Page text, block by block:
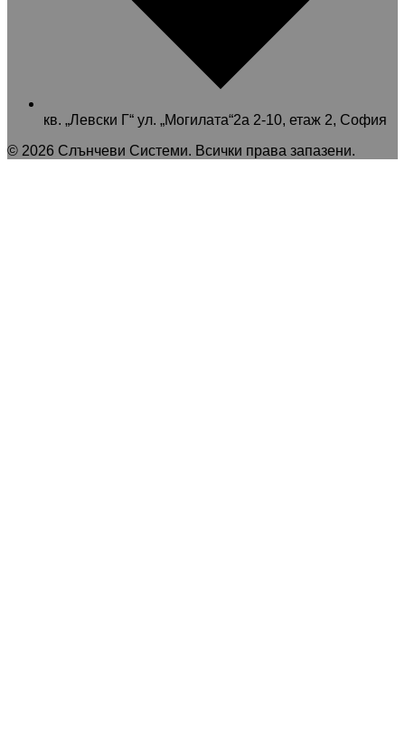
кв. „Левски Г“ ул. „Могилата“2а 2-10, етаж 2, София
© 2026 Слънчеви Системи. Всички права запазени.